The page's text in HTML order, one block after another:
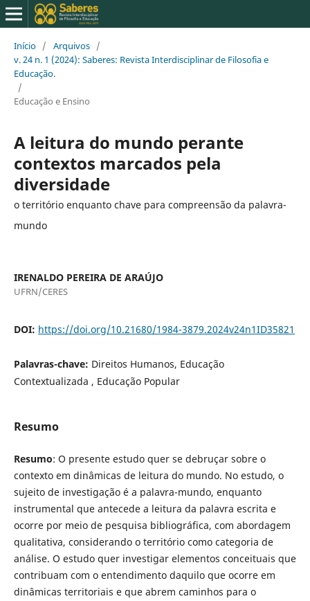
Início / Arquivos /
v. 24 n. 1 (2024): Saberes: Revista Interdisciplinar de Filosofia e
Educação.
/
Educação e Ensino
A leitura do mundo perante
contextos marcados pela
diversidade
o território enquanto chave para compreensão da palavra-
mundo
IRENALDO PEREIRA DE ARAÚJO
UFRN/CERES
DOI: https://doi.org/10.21680/1984-3879.2024v24n1ID35821
Palavras-chave: Direitos Humanos, Educação
Contextualizada , Educação Popular
Resumo
Resumo: O presente estudo quer se debruçar sobre o
contexto em dinâmicas de leitura do mundo. No estudo, o
sujeito de investigação é a palavra-mundo, enquanto
instrumental que antecede a leitura da palavra escrita e
ocorre por meio de pesquisa bibliográfica, com abordagem
qualitativa, considerando o território como categoria de
análise. O estudo quer investigar elementos conceituais que
contribuam com o entendimento daquilo que ocorre em
dinâmicas territoriais e que abrem caminhos para o